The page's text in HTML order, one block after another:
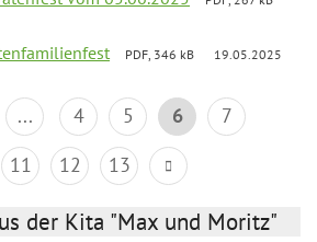
PDF, 346 kB 19.05.2025
... 4 5 6
7
11 12 13
der Kita "Max und Moritz"